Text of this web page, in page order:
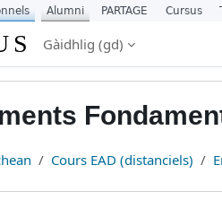
shusbaint
Gàidhlig ‎(gd)‎
Cours EAD (distanciels)
Alumni PARTAGE Cursus